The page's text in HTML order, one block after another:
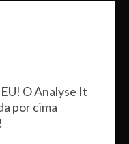
O Analyse It
por cima